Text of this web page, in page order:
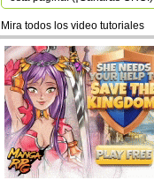
Mira todos los video tutoriales